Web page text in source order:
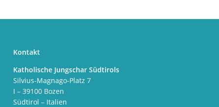
Kontakt
Katholische Jungschar Südtirols
Silvius-Magnago-Platz 7
I – 39100 Bozen
Südtirol – Italien